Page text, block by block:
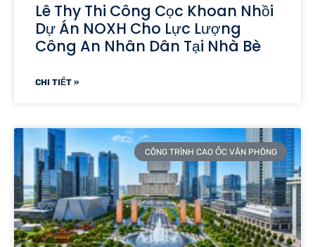
Lê Thy Thi Công Cọc Khoan Nhồi
Dự Án NOXH Cho Lực Lượng
Công An Nhân Dân Tại Nhà Bè
CHI TIẾT »
CÔNG TRÌNH CAO ỐC VĂN PHÒNG